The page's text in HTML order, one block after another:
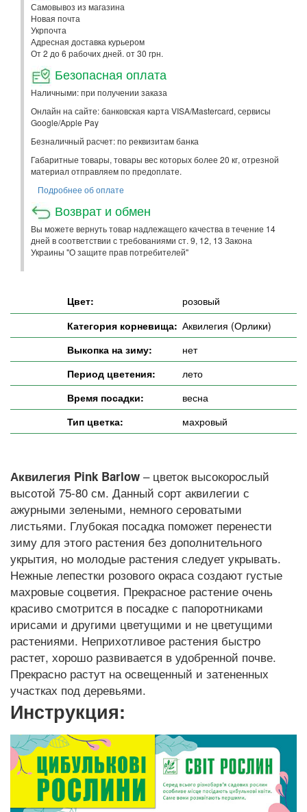
Самовывоз из магазина
Новая почта
Укрпочта
Адресная доставка курьером
От 2 до 6 рабочих дней. от 30 грн.
Безопасная оплата
Наличными: при получении заказа
Онлайн на сайте: банковская карта VISA/Mastercard, сервисы
Google/Apple Pay
Безналичный расчет: по реквизитам банка
Габаритные товары, товары вес которых более 20 кг, отрезной
материал отправляем по предоплате.
Подробнее об оплате
Возврат и обмен
Вы можете вернуть товар надлежащего качества в течение 14
дней в соответствии с требованиями ст. 9, 12, 13 Закона
Украины "О защите прав потребителей"
Цвет:
розовый
Категория корневища: Аквилегия (Орлики)
Выкопка на зиму:
нет
Период цветения:
лето
Время посадки:
весна
Тип цветка:
махровый
Аквилегия Pink Barlow – цветок высокорослый
высотой 75-80 см. Данный сорт аквилегии с
ажурными зелеными, немного сероватыми
листьями. Глубокая посадка поможет перенести
зиму для этого растения без дополнительного
укрытия, но молодые растения следует укрывать.
Нежные лепестки розового окраса создают густые
махровые соцветия. Прекрасное растение очень
красиво смотрится в посадке с папоротниками
ирисами и другими цветущими и не цветущими
растениями. Неприхотливое растения быстро
растет, хорошо развивается в удобренной почве.
Прекрасно растут на освещенный и затененных
участках под деревьями.
Инструкция: